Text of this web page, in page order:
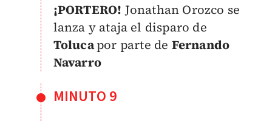
¡PORTERO! Jonathan Orozco se
lanza y ataja el disparo de
Tolucapor parte de Fernando
Navarro
MINUTO 9